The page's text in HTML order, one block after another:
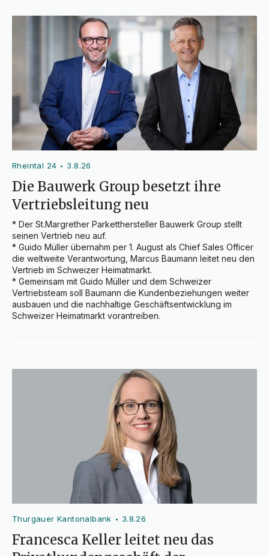
Rheintal 24 • 3.8.26
Die Bauwerk Group besetzt ihre
Vertriebsleitung neu
* Der St.Margrether Parketthersteller Bauwerk Group stellt
seinen Vertrieb neu auf.
* Guido Müller übernahm per 1. August als Chief Sales Officer
die weltweite Verantwortung, Marcus Baumann leitet neu den
Vertrieb im Schweizer Heimatmarkt.
* Gemeinsam mit Guido Müller und dem Schweizer
Vertriebsteam soll Baumann die Kundenbeziehungen weiter
ausbauen und die nachhaltige Geschäftsentwicklung im
Schweizer Heimatmarkt vorantreiben.
Thurgauer Kantonalbank • 3.8.26
Francesca Keller leitet neu das